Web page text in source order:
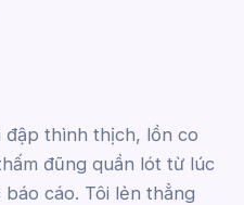
đập thình thịch, lồn co
đũng quần lót từ lúc
cáo. Tôi lẻn thẳng